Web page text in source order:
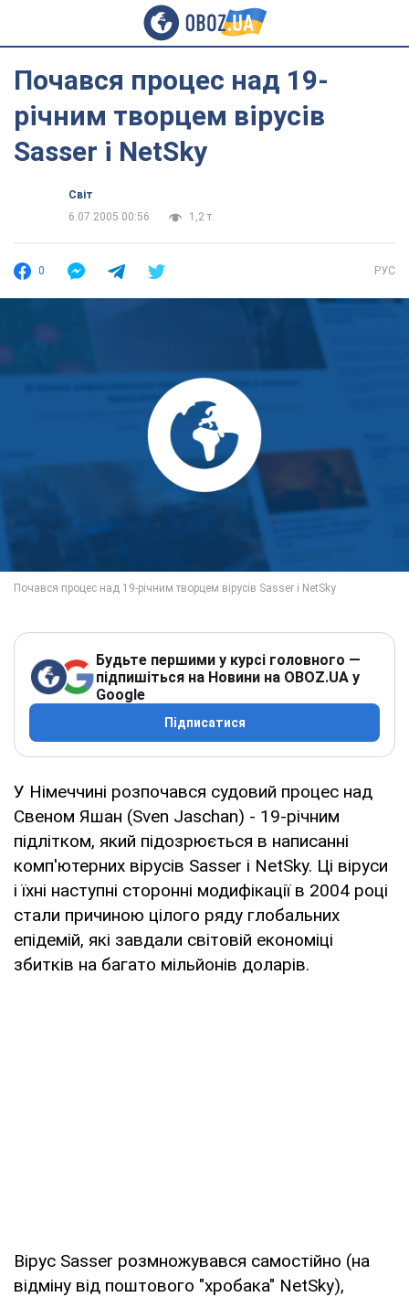
Почався процес над 19-
річним творцем вірусів
Sasser і NetSky
Світ
6.07.2005 00:56
1,2 т.
0 РУС
Будьте першими у курсі головного —
підпишіться на Новини на OBOZ.UA у
Google
Підписатися
У Німеччині розпочався судовий процес над
Свеном Яшан (Sven Jaschan) - 19-річним
підлітком, який підозрюється в написанні
комп'ютерних вірусів Sasser і NetSky. Ці віруси
і їхні наступні сторонні модифікації в 2004 році
стали причиною цілого ряду глобальних
епідемій, які завдали світовій економіці
збитків на багато мільйонів доларів.
Вірус Sasser розмножувався самостійно (на
відміну від поштового "хробака" NetSky),